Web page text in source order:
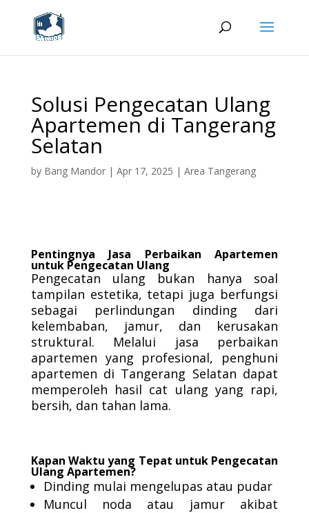
Solusi Pengecatan Ulang
Apartemen di Tangerang
Selatan
by Bang Mandor| Apr 17, 2025 | Area Tangerang
Pentingnya Jasa Perbaikan Apartemen
untuk Pengecatan Ulang
Pengecatan ulang bukan hanya soal
tampilan estetika, tetapi juga berfungsi
sebagai perlindungan dinding dari
kelembaban, jamur, dan kerusakan
struktural. Melalui jasa perbaikan
apartemen yang profesional, penghuni
apartemen di Tangerang Selatan dapat
memperoleh hasil cat ulang yang rapi,
bersih, dan tahan lama.
Kapan Waktu yang Tepat untuk Pengecatan
Ulang Apartemen?
Dinding mulai mengelupas atau pudar
Muncul noda atau jamur akibat